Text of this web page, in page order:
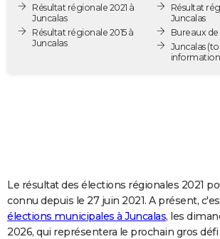
Destinations
City break
Voyage nature
Voyage de noces
Forum
PHOTO
GUIDES D'ACHAT
COPAINS D'AVANT
S'inscrire
Se connecter
Lycées
Collèges
Primaires
Universités
Entreprises
Service militaire
Avis de recherche
AVIS DE DÉCÈS
Résultat régionale 2021 à
Juncalas
Résultat régionale 2015 à
Juncalas
Résultat
Juncalas
Bureaux
Juncalas
Le résultat des élections régionales 2021
connu depuis le 27 juin 2021. A présent,
élections municipales à Juncalas, les
2026, qui représentera le prochain gros